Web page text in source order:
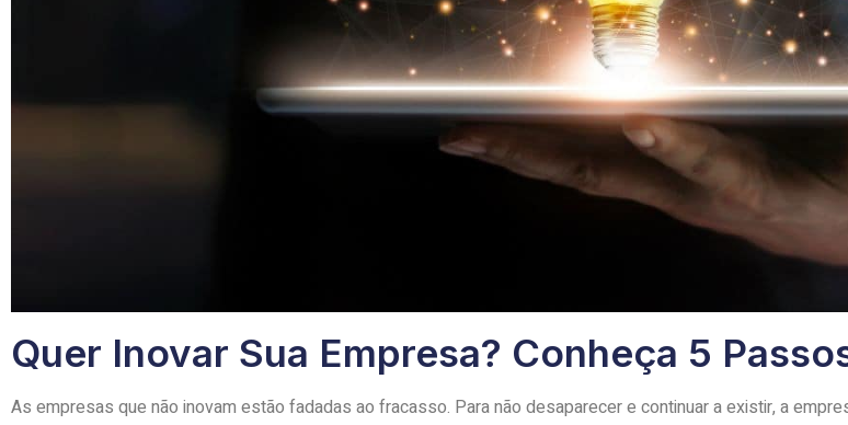
Quer Inovar Sua Empresa? Conheça 5
As empresas que não inovam estão fadadas ao fracasso. Para não desaparecer e continuar a existir, a